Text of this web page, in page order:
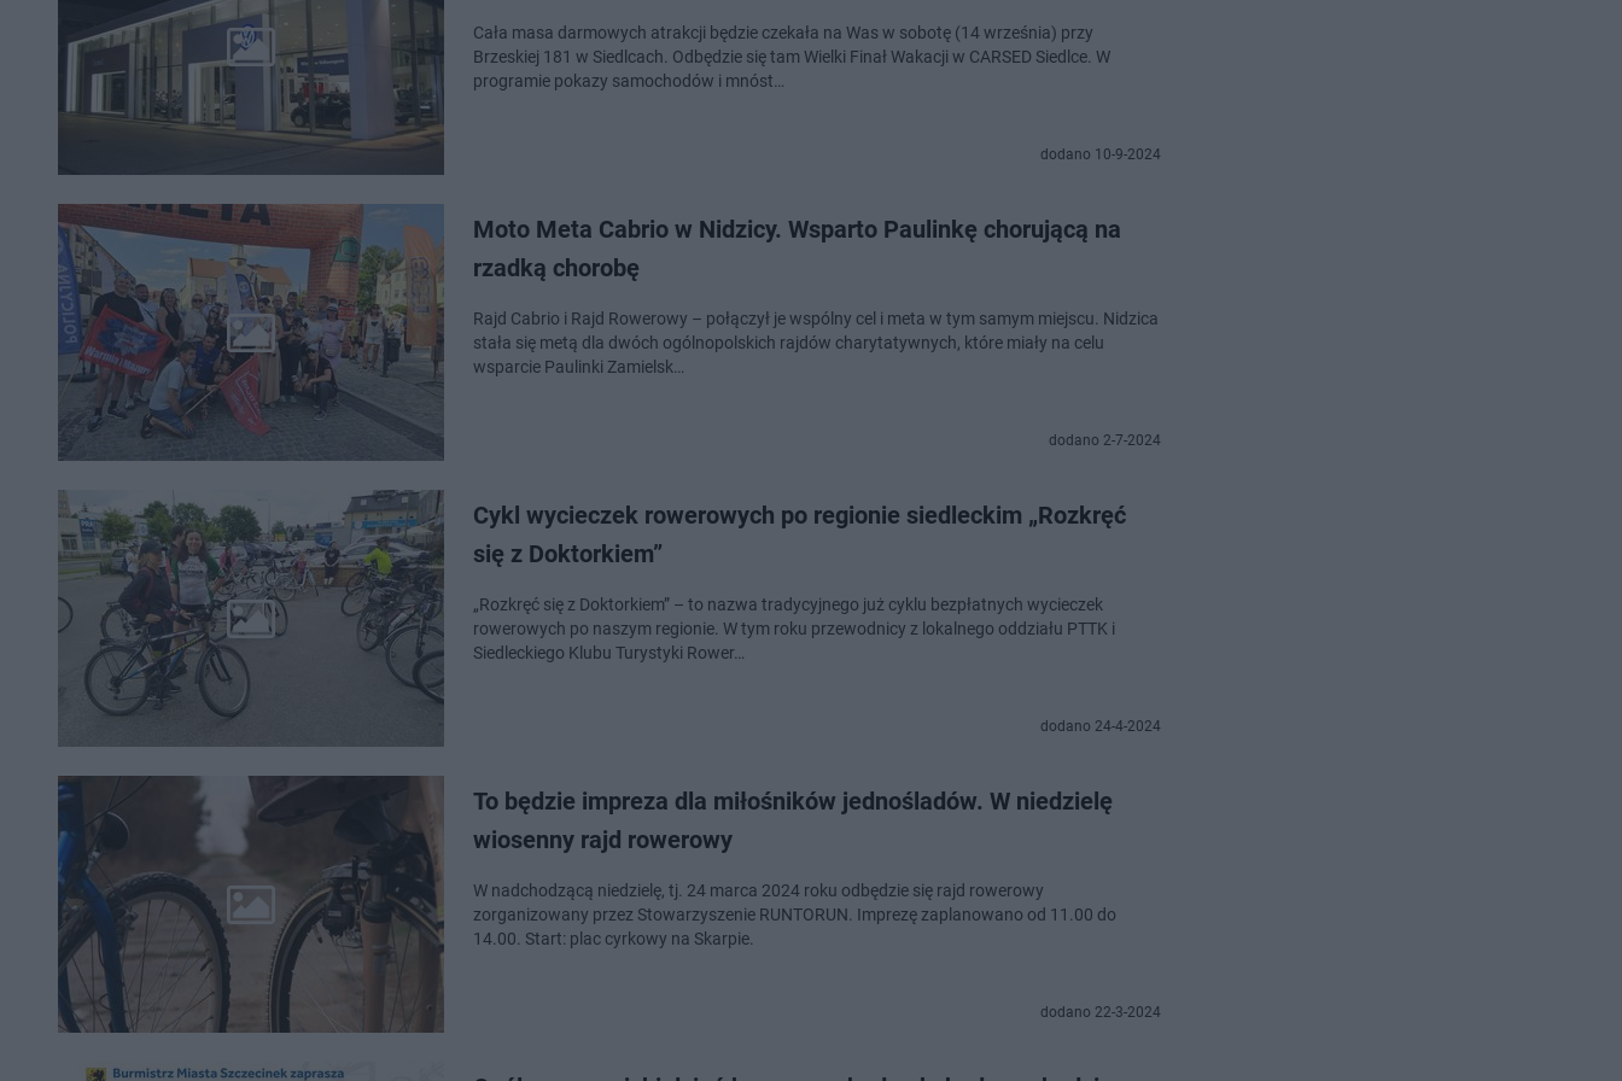
Cała masa darmowych atrakcji będzie czekała na Was w sobotę (14 września) przy
Brzeskiej 181 w Siedlcach. Odbędzie się tam Wielki Finał Wakacji w CARSED Siedlce. W
programie pokazy samochodów i mnóst…
dodano 10-9-2024
Moto Meta Cabrio w Nidzicy. Wsparto Paulinkę chorującą na
rzadką chorobę
Rajd Cabrio i Rajd Rowerowy – połączył je wspólny cel i meta w tym samym miejscu. Nidzica
stała się metą dla dwóch ogólnopolskich rajdów charytatywnych, które miały na celu
wsparcie Paulinki Zamielsk…
dodano 2-7-2024
Cykl wycieczek rowerowych po regionie siedleckim „Rozkręć
się z Doktorkiem”
„Rozkręć się z Doktorkiem” – to nazwa tradycyjnego już cyklu bezpłatnych wycieczek
rowerowych po naszym regionie. W tym roku przewodnicy z lokalnego oddziału PTTK i
Siedleckiego Klubu Turystyki Rower…
dodano 24-4-2024
To będzie impreza dla miłośników jednośladów. W niedzielę
wiosenny rajd rowerowy
W nadchodzącą niedzielę, tj. 24 marca 2024 roku odbędzie się rajd rowerowy
zorganizowany przez Stowarzyszenie RUNTORUN. Imprezę zaplanowano od 11.00 do
14.00. Start: plac cyrkowy na Skarpie.
dodano 22-3-2024